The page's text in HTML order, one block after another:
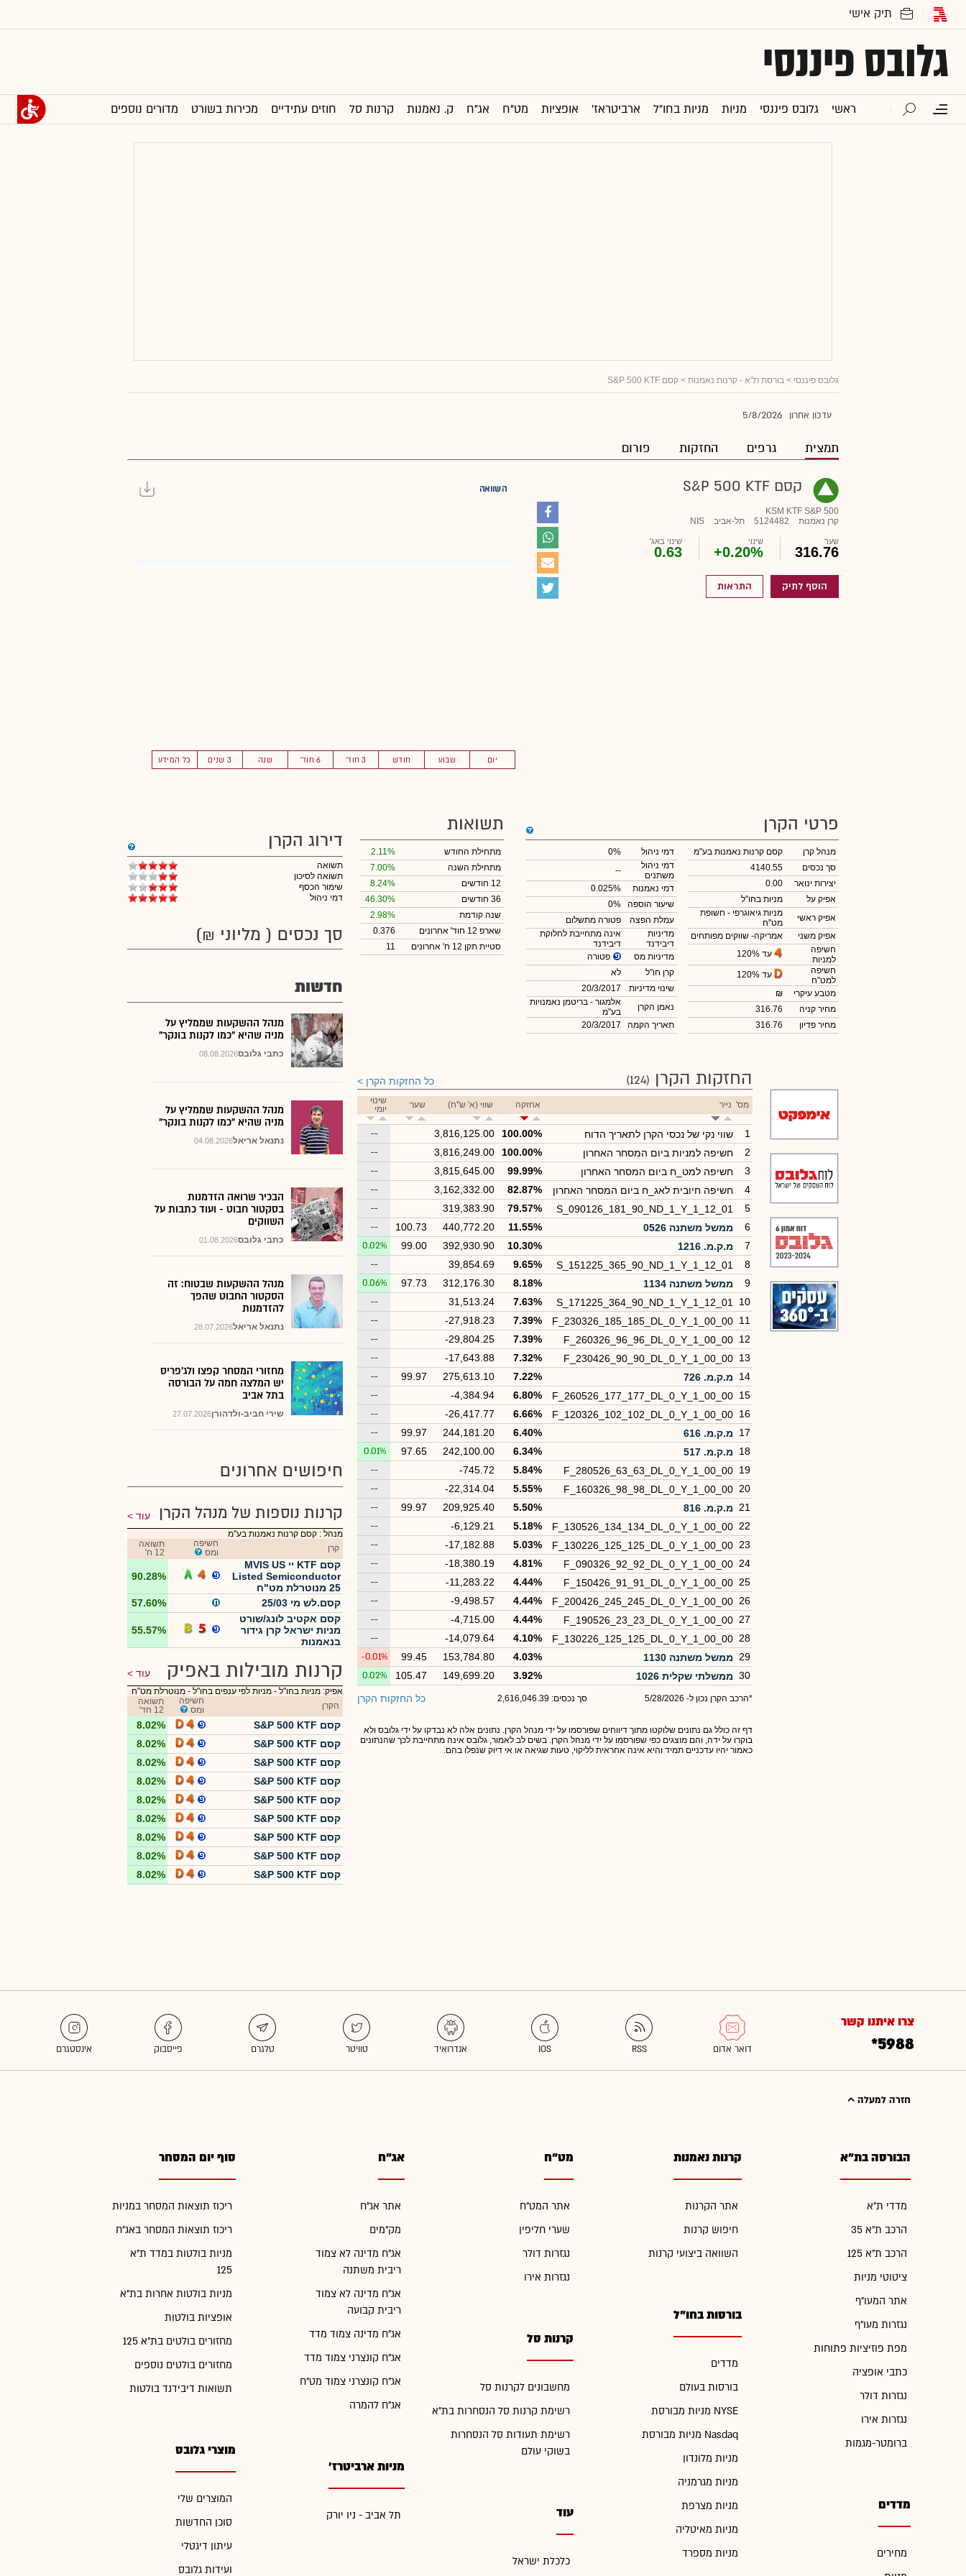
גלובס פיננסי
ראשי גלובס פיננסי מניות מניות בחו"ל ארביטראז' אופציות מט"ח אג"ח ק. נאמנות קרנות סל חוזים עתידיים מכירות בשורט מדורים נוספים
גלובס פיננסי > בורסת ת"א - קרנות נאמנות > קסם S&P 500 KTF
עדכון אחרון 5/8/2026
תמצית גרפים החזקות פורום
קסם S&P 500 KTF
KSM KTF S&P 500
קרן נאמנות
5124482 תל-אביב NIS
שער
316.76
שינוי
+0.20%
שינוי באג'
0.63
הוסף לתיק התראות
השוואה
יום שבוע חודש 3 חוד' 6 חוד' שנה 3 שנים כל המידע
פרטי הקרן
מנהל קרן
קסם קרנות נאמנות בע"מ
סך נכסים
4140.55
יצירות ינואר
0.00
אפיק על
מניות בחו"ל
אפיק ראשי
מניות גיאוגרפי - חשופת
מט"ח
אפיק משני
אמריקה- שווקים מפותחים
חשיפה
למניות
עד 120%
חשיפה
למט"ח
עד 120%
מטבע עיקרי
₪
מחיר קניה
316.76
מחיר פדיון
316.76
דמי ניהול
0%
דמי ניהול
משתנים
--
דמי נאמנות
0.025%
שיעור הוספה
0%
עמלת הפצה
פטורה מתשלום
מדיניות
דיבידנד
אינה מתחייבת לחלוקת
דיבידנד
מדיניות מס
פטורה
קרן חו"ל
לא
שינוי מדיניות
20/3/2017
נאמן הקרן
אלמגור - בריטמן נאמנויות
בע"מ
תאריך הקמה
20/3/2017
תשואות
מתחילת החודש
2.11%
מתחילת השנה
7.00%
12 חודשים
8.24%
36 חודשים
46.30%
שנה קודמת
2.98%
שארפ 12 חוד' אחרונים
0.376
סטיית תקן 12 ח' אחרונים
11
החזקות הקרן (124) כל החזקות הקרן
מס' נייר אחזקה שווי (א' ש"ח) שער
שינוי
יומי
1 שווי נקי של נכסי הקרן לתאריך הדוח 100.00%
3,816,125.00
--
2
חשיפה למניות ביום המסחר האחרון 100.00%
3,816,249.00
--
3
חשיפה למט_ח ביום המסחר האחרון 99.99%
3,815,645.00
--
4
חשיפה חיובית לאג_ח ביום המסחר האחרון 82.87%
3,162,332.00
--
5
S_090126_181_90_ND_1_Y_1_12_01
79.57%
319,383.90
--
6
ממשל משתנה 0526 11.55%
440,772.20
100.73
--
7
מ.ק.מ. 1216 10.30%
392,930.90
99.00
0.02%
8
S_151225_365_90_ND_1_Y_1_12_01
9.65%
39,854.69
--
9
ממשל משתנה 1134 8.18%
312,176.30
97.73
0.06%
10
S_171225_364_90_ND_1_Y_1_12_01
7.63%
31,513.24
--
11
F_230326_185_185_DL_0_Y_1_00_00
7.39%
-27,918.23
--
12
F_260326_96_96_DL_0_Y_1_00_00
7.39%
-29,804.25
--
13
F_230426_90_90_DL_0_Y_1_00_00
7.32%
-17,643.88
--
14
מ.ק.מ. 726 7.22%
275,613.10
99.97
--
15
F_260526_177_177_DL_0_Y_1_00_00
6.80%
-4,384.94
--
16
F_120326_102_102_DL_0_Y_1_00_00
6.66%
-26,417.77
--
17
מ.ק.מ. 616 6.40%
244,181.20
99.97
--
18
מ.ק.מ. 517 6.34%
242,100.00
97.65
0.01%
19
F_280526_63_63_DL_0_Y_1_00_00
5.84%
-745.72
--
20
F_160326_98_98_DL_0_Y_1_00_00
5.55%
-22,314.04
--
21
מ.ק.מ. 816 5.50%
209,925.40
99.97
--
22
F_130526_134_134_DL_0_Y_1_00_00
5.18%
-6,129.21
--
23
F_130226_125_125_DL_0_Y_1_00_00
5.03%
-17,182.88
--
24
F_090326_92_92_DL_0_Y_1_00_00
4.81%
-18,380.19
--
25
F_150426_91_91_DL_0_Y_1_00_00
4.44%
-11,283.22
--
26
F_200426_245_245_DL_0_Y_1_00_00
4.44%
-9,498.57
--
27
F_190526_23_23_DL_0_Y_1_00_00
4.44%
-4,715.00
--
28
F_130226_125_125_DL_0_Y_1_00_00
4.10%
-14,079.64
--
29
ממשל משתנה 1130 4.03%
153,784.80
99.45
-0.01%
30 ממשלתי שקלית 1026 3.92%
149,699.20
105.47
0.02%
*הרכב הקרן נכון ל- 5/28/2026 סך נכסים: 2,616,046.39 כל החזקות הקרן
דף זה כולל גם נתונים שלוקטו מתוך דיווחים שפורסמו על ידי מנהל הקרן. נתונים אלה לא נבדקו על ידי גלובס ולא
בוקרו על ידה, והם מוצגים כפי שפורסמו על ידי מנהל הקרן. בשים לב לאמור, גלובס אינה מתחייבת לכך שהנתונים
כאמור יהיו עדכניים תמיד והיא אינה אחראית לליקוי, טעות שגיאה או אי דיוק שנפלו בהם.
דירוג הקרן
תשואה
תשואה לסיכון
שימור הכסף
דמי ניהול
סך נכסים ( מליוני ₪)
חדשות
מנהל ההשקעות שממליץ על
מניה שהיא "כמו לקנות בונקר"
08.08.2026כתבי גלובס
מנהל ההשקעות שממליץ על
מניה שהיא "כמו לקנות בונקר"
04.08.2026נתנאל אריאל
הבכיר שרואה הזדמנות
בסקטור חבוט - ועוד כתבות על
השווקים
01.08.2026כתבי גלובס
מנהל ההשקעות שבטוח: זה
הסקטור החבוט שהפך
להזדמנות
28.07.2026נתנאל אריאל
מחזורי המסחר קפצו ולג'פריס
יש המלצה חמה על הבורסה
בתל אביב
27.07.2026שירי חביב-ולדהורן
חיפושים אחרונים
קרנות נוספות של מנהל הקרן עוד
מנהל : קסם קרנות נאמנות בע"מ
קרן
חשיפה
ומס
תשואה
12 ח'
קסם KTF יי MVIS US
Listed Semiconductor
25 מנוטרלת מט"ח
90.28%
קסם.לש מי 25/03
57.60%
קסם אקטיב לונג/שורט
מניות ישראל קרן גידור
בנאמנות
55.57%
קרנות מובילות באפיק עוד
אפיק: מניות בחו"ל - מניות לפי ענפים בחו"ל - מנוטרלת מט"ח
הקרן
חשיפה
ומס
תשואה
12 חד'
קסם S&P 500 KTF
8.02%
קסם S&P 500 KTF
8.02%
קסם S&P 500 KTF
8.02%
קסם S&P 500 KTF
8.02%
קסם S&P 500 KTF
8.02%
קסם S&P 500 KTF
8.02%
קסם S&P 500 KTF
8.02%
קסם S&P 500 KTF
8.02%
קסם S&P 500 KTF
8.02%
צרו איתנו קשר
*5988
חזרה למעלה
הבורסה בת"א
מדדי ת"א
הרכב ת"א 35
הרכב ת"א 125
ציטוטי מניות
אתר המעו"ף
נגזרות מעו"ף
מפת פוזיציות פתוחות
כתבי אופציה
נגזרות דולר
נגזרות אירו
ברומטר-מגמות
מדדים
מחירים
קרנות נאמנות
אתר הקרנות
חיפוש קרנות
השוואה ביצועי קרנות
בורסות בחו"ל
מדדים
בורסות בעולם
מניות מבורסת NYSE
מניות מבורסת Nasdaq
מניות מלונדון
מניות מגרמניה
מניות מצרפת
מניות מאיטליה
מניות מספרד
מט"ח
אתר המט"ח
שערי חליפין
נגזרות דולר
נגזרות אירו
קרנות סל
מחשבונים לקרנות סל
רשימת קרנות סל הנסחרות בת"א
רשימת תעודות סל הנסחרות
בשוקי עולם
עוד
כלכלת ישראל
אג"ח
אתר אג"ח
מק"מים
אג"ח מדינה לא צמוד
ריבית משתנה
אג"ח מדינה לא צמוד
ריבית קבועה
אג"ח מדינה צמוד מדד
אג"ח קונצרני צמוד מדד
אג"ח קונצרני צמוד מט"ח
אג"ח להמרה
מניות ארביטרז'
תל אביב - ניו יורק
סוף יום המסחר
ריכוז תוצאות המסחר במניות
ריכוז תוצאות המסחר באג"ח
מניות בולטות במדד ת"א
125
מניות בולטות אחרות בת"א
אופציות בולטות
מחזורים בולטים בת"א 125
מחזורים בולטים נוספים
תשואות דיבידנד בולטות
מוצרי גלובס
המוצרים שלי
סוכן החדשות
עיתון דיגטלי
ועידות גלובס